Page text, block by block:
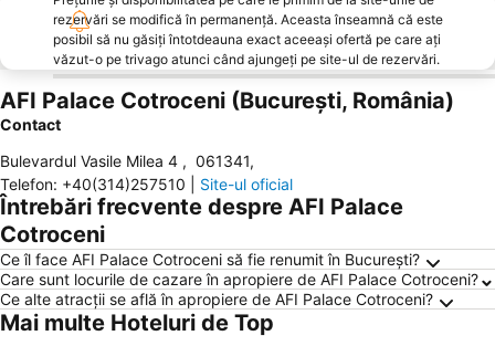
rezervări se modifică în permanență. Aceasta înseamnă că este
posibil să nu găsiți întotdeauna exact aceeași ofertă pe care ați
văzut-o pe trivago atunci când ajungeți pe site-ul de rezervări.
AFI Palace Cotroceni (București, România)
Contact
Bulevardul Vasile Milea 4 , 061341,
Telefon: +40(314)257510 Site-ul oficial
Întrebări frecvente despre AFI Palace
Cotroceni
Ce îl face AFI Palace Cotroceni să fie renumit în București?
Care sunt locurile de cazare în apropiere de AFI Palace Cotroceni?
Ce alte atracții se află în apropiere de AFI Palace Cotroceni?
Mai multe Hoteluri de Top